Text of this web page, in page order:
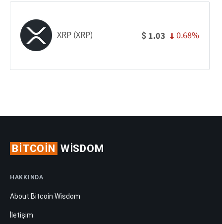
XRP (XRP) $ 1.03 0.68%
BITCOIN WISDOM
HAKKINDA
About Bitcoin Wisdom
İletişim